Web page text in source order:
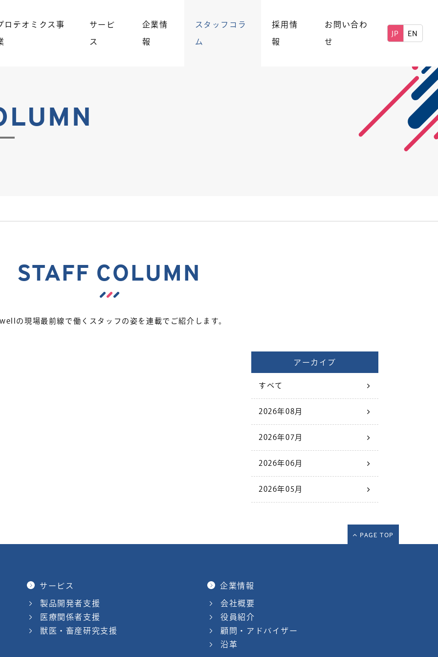
ロテオミクス事 サービ
ス
企業情
報
スタッフコラ
ム
採用情
報
お問い合わ
せ
JP EN
STAFF COLUMN
の現場最前線で働くスタッフの姿を連載でご紹介します。
アーカイブ
すべて
2026年08月
2026年07月
2026年06月
2026年05月
PAGE TOP
サービス
製品開発者支援
医療関係者支援
獣医・畜産研究支援
企業情報
会社概要
役員紹介
顧問・アドバイザー
沿革